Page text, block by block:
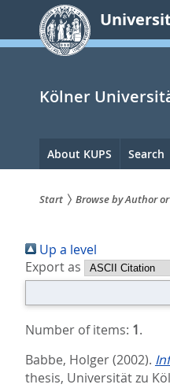
springen
Kölner
Hauptnavigation
About KUPS Search
sind
hier:
Start Browse by Author
Up a level
Export as
Number of items: 1.
Babbe, Holger(2002).
thesis, Universität zu